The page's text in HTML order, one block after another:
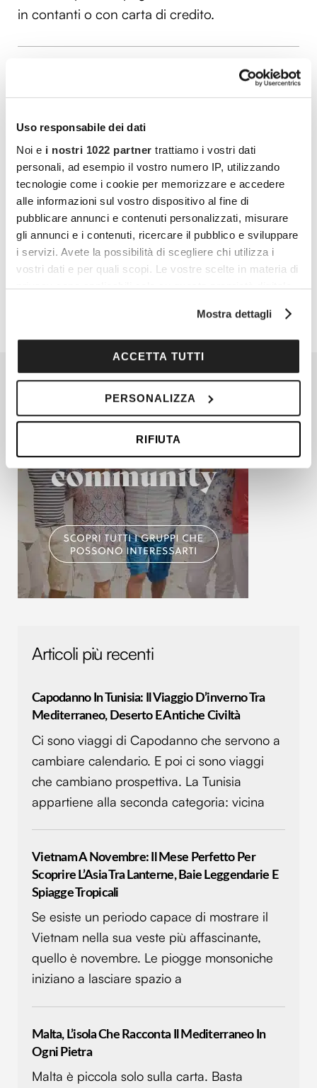
Uso responsabile dei dati
Noi e i nostri 1022 partner trattiamo i vostri dati
personali, ad esempio il vostro numero IP, utilizzando
tecnologie come i cookie per memorizzare e accedere
alle informazioni sul vostro dispositivo al fine di
pubblicare annunci e contenuti personalizzati, misurare
gli annunci e i contenuti, ricercare il pubblico e sviluppare
i servizi. Avete la possibilità di scegliere chi utilizza i
vostri dati e per quali scopi. Le vostre scelte in materia di
privacy sono applicabili solo su questa proprietà digitale
modificare o revocare il proprio consenso in qualsiasi
momento dalla Dichiarazione sui cookie o facendo clic
sull'icona di attivazione della privacy.
raccogliere informazioni sulla tua posizione
geografica, con un'approssimazione di qualche
Identificare il tuo dispositivo, scansionandolo
attivamente alla ricerca di caratteristiche specifiche
(impronte digitali).
Approfondisci come vengono elaborati i tuoi dati personali
e imposta le tue preferenze nellasezione dettagli
modificare o ritirare il tuo consenso in qualsiasi momento
dalla Dichiarazione sui cookie.
Utilizziamo i cookie per personalizzare contenuti ed
informazioni sul modo in cui utilizzi il nostro sito con i
nostri partner che si occupano di analisi dei dati web,
con altre informazioni che hai fornito loro o che hanno
raccolto dal tuo utilizzo dei loro servizi.
Mostra dettagli
ACCETTA TUTTI
PERSONALIZZA
RIFIUTA
in contanti o con carta di credito.
Vuoi commentare l’articolo? Iscriviti
alla community e partecipa alla
Cocooners è una community che aggrega
persone appassionate, piene di interessi e
gratitudine nei confronti della vita, per offrire
loro esperienze di socialità e risorse per vivere
al meglio.
PARTECIPA ANCHE TU
Articoli più recenti
Capodanno In Tunisia: Il Viaggio D’inverno Tra
Mediterraneo, Deserto E Antiche Civiltà
Ci sono viaggi di Capodanno che servono a
cambiare calendario. E poi ci sono viaggi
che cambiano prospettiva. La Tunisia
appartiene alla seconda categoria: vicina
Vietnam A Novembre: Il Mese Perfetto Per
Scoprire L’Asia Tra Lanterne, Baie Leggendarie E
Spiagge Tropicali
Se esiste un periodo capace di mostrare il
Vietnam nella sua veste più affascinante,
quello è novembre. Le piogge monsoniche
iniziano a lasciare spazio a
Malta, L’isola Che Racconta Il Mediterraneo In
Ogni Pietra
Malta è piccola solo sulla carta. Basta